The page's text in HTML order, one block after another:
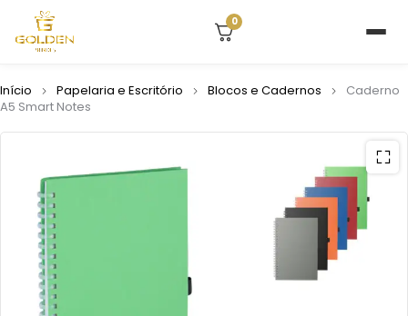
0
Início Papelaria e Escritório Blocos e Cadernos
Caderno
A5 Smart Notes